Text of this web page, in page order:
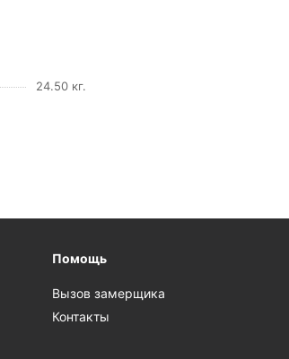
24.50 кг.
Помощь
Вызов замерщика
Контакты